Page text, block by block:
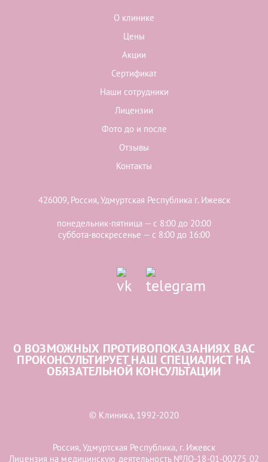
О клинике
Цены
Акции
Сертификат
Наши сотрудники
Лицензии
Фото до и после
Отзывы
Контакты
426009, Россия, Удмуртская Республика г. Ижевск
понедельник-пятница — с 8:00 до 20:00
суббота-воскресенье — с 8:00 до 16:00
О ВОЗМОЖНЫХ ПРОТИВОПОКАЗАНИЯХ ВАС
ПРОКОНСУЛЬТИРУЕТ НАШ СПЕЦИАЛИСТ НА
ОБЯЗАТЕЛЬНОЙ КОНСУЛЬТАЦИИ
© Клиника, 1992-2020
Россия, Удмуртская Республика, г. Ижевск
Лицензия на медицинскую деятельность №ЛО-18-01-00275 02